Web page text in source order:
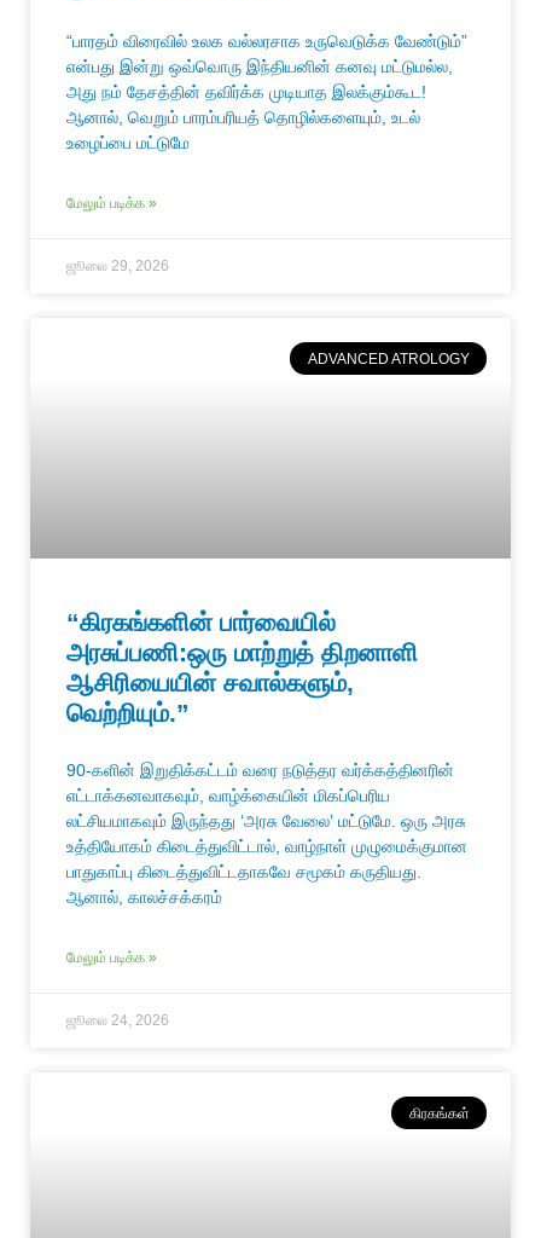
“பாரதம் விரைவில் உலக வல்லரசாக உருவெடுக்க வேண்டும்”
என்பது இன்று ஒவ்வொரு இந்தியனின் கனவு மட்டுமல்ல,
அது நம் தேசத்தின் தவிர்க்க முடியாத இலக்கும்கூட!
ஆனால், வெறும் பாரம்பரியத் தொழில்களையும், உடல்
உழைப்பை மட்டுமே
மேலும் படிக்க »
ஜூலை 29, 2026
ADVANCED ATROLOGY
“கிரகங்களின் பார்வையில்
அரசுப்பணி:ஒரு மாற்றுத் திறனாளி
ஆசிரியையின் சவால்களும்,
வெற்றியும்.”
90-களின் இறுதிக்கட்டம் வரை நடுத்தர வர்க்கத்தினரின்
எட்டாக்கனவாகவும், வாழ்க்கையின் மிகப்பெரிய
லட்சியமாகவும் இருந்தது ‘அரசு வேலை’ மட்டுமே. ஒரு அரசு
உத்தியோகம் கிடைத்துவிட்டால், வாழ்நாள் முழுமைக்குமான
பாதுகாப்பு கிடைத்துவிட்டதாகவே சமூகம் கருதியது.
ஆனால், காலச்சக்கரம்
மேலும் படிக்க »
ஜூலை 24, 2026
கிரகங்கள்